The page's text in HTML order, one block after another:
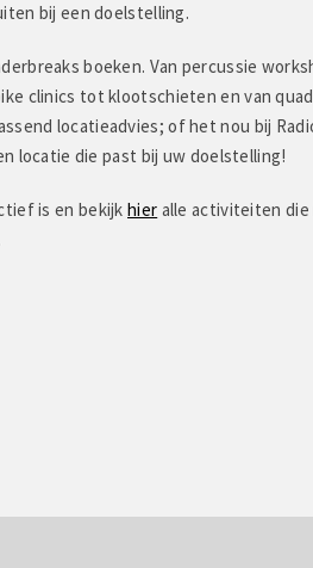
bij een doelstelling.
boeken. Van percussie
clinics tot klootschieten en van
locatieadvies; of het nou bij
locatie die past bij uw doelstelling!
is en bekijkhier alle activiteiten